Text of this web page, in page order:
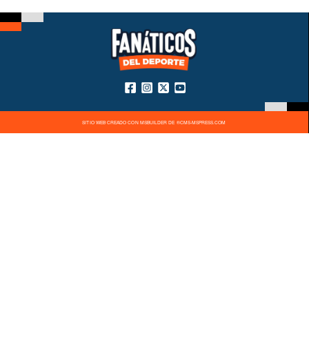
SITIO WEB CREADO CON MSBUILDER DE ®CMS-MSPRESS.COM